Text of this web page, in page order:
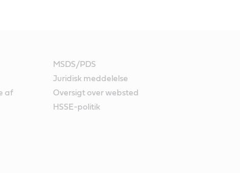
MSDS/PDS
Juridisk meddelelse
af
Oversigt over websted
HSSE-politik